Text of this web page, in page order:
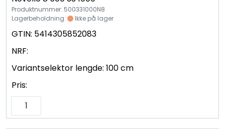
Produktnummer: 500331000N8
Lagerbeholdning:
Ikke på lager
GTIN: 5414305852083
NRF:
Variantselektor lengde: 100 cm
Pris: